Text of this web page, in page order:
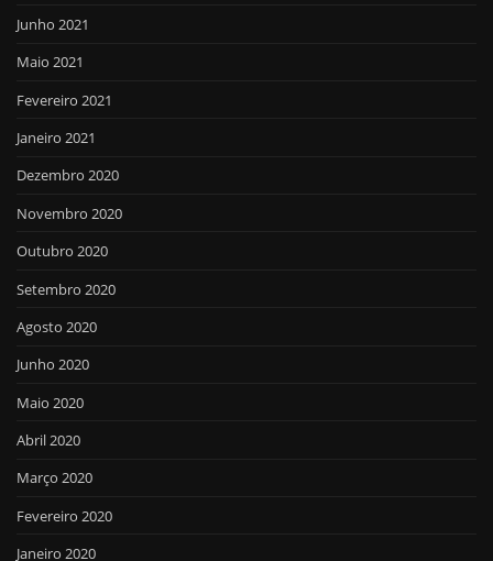
Junho 2021
Maio 2021
Fevereiro 2021
Janeiro 2021
Dezembro 2020
Novembro 2020
Outubro 2020
Setembro 2020
Agosto 2020
Junho 2020
Maio 2020
Abril 2020
Março 2020
Fevereiro 2020
Janeiro 2020